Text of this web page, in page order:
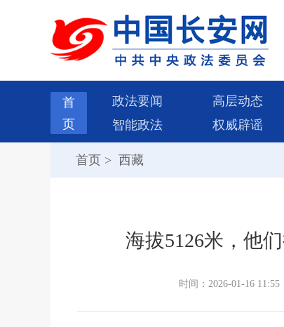
首
页
政法要闻 高层动态
智能政法
权威辟谣
首页 > 西藏
海拔5126米，他
时间：2026-01-16 11:55